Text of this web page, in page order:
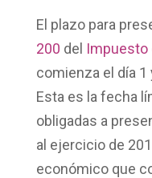
El plazo para
200 del Impuesto
comienza el día 1
Esta es la fecha
obligadas a
al ejercicio de
económico que